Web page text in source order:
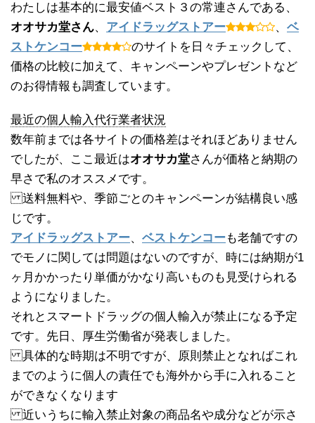
わたしは基本的に最安値ベスト３の常連さんである、
オオサカ堂さん、 アイドラッグストアー 、 ベ
ストケンコー
のサイトを日々チェックして、
価格の比較に加えて、キャンペーンやプレゼントなど
のお得情報も調査しています。
最近の個人輸入代行業者状況
数年前までは各サイトの価格差はそれほどありません
でしたが、ここ最近はオオサカ堂さんが価格と納期の
早さで私のオススメです。
送料無料や、季節ごとのキャンペーンが結構良い感
じです。
アイドラッグストアー、 ベストケンコーも老舗ですの
でモノに関しては問題はないのですが、時には納期が1
ヶ月かかったり単価がかなり高いものも見受けられる
ようになりました。
それとスマートドラッグの個人輸入が禁止になる予定
です。先日、厚生労働省が発表しました。
具体的な時期は不明ですが、原則禁止となればこれ
までのように個人の責任でも海外から手に入れること
ができなくなります
近いうちに輸入禁止対象の商品名や成分などが示さ